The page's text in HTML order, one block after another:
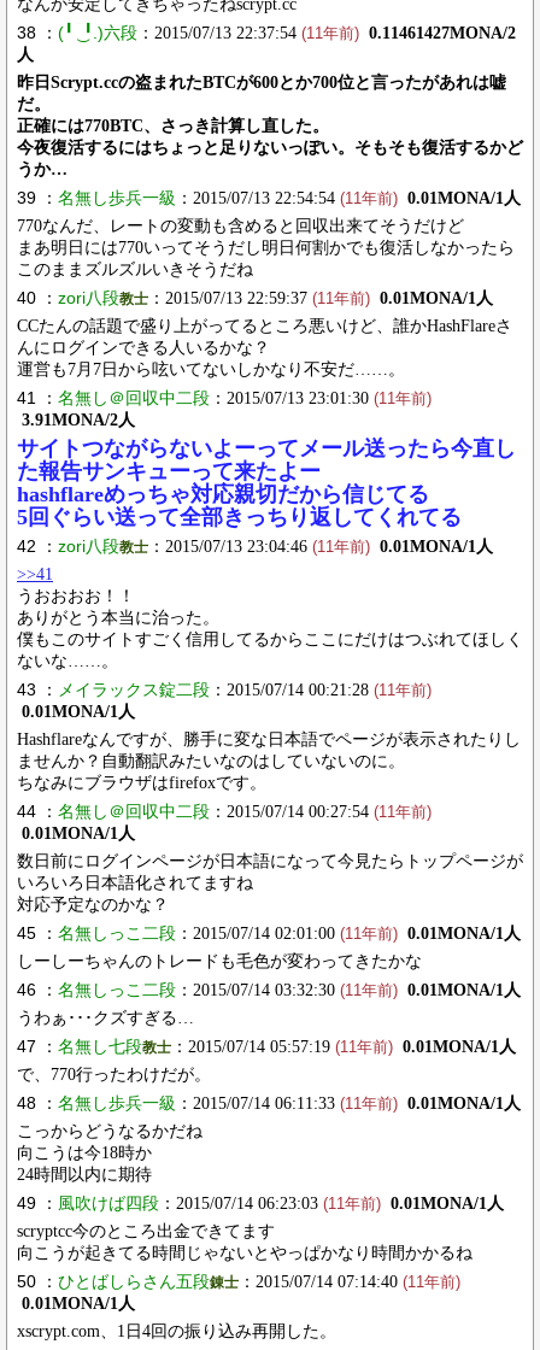
なんか安定してきちゃったねscrypt.cc
38 ： (╹ ͜ ╹.)六段 ：2015/07/13 22:37:54 (11年前) 0.11461427MONA/2
人
昨日Scrypt.ccの盗まれたBTCが600とか700位と言ったがあれは嘘
だ。
正確には770BTC、さっき計算し直した。
今夜復活するにはちょっと足りないっぽい。そもそも復活するかど
うか…
39 ： 名無し歩兵一級 ：2015/07/13 22:54:54 (11年前) 0.01MONA/1人
770なんだ、レートの変動も含めると回収出来てそうだけど
まあ明日には770いってそうだし明日何割かでも復活しなかったら
このままズルズルいきそうだね
40 ： zori八段教士 ：2015/07/13 22:59:37 (11年前) 0.01MONA/1人
CCたんの話題で盛り上がってるところ悪いけど、誰かHashFlareさ
んにログインできる人いるかな？
運営も7月7日から呟いてないしかなり不安だ……。
41 ： 名無し＠回収中二段 ：2015/07/13 23:01:30 (11年前)
3.91MONA/2人
サイトつながらないよーってメール送ったら今直し
た報告サンキューって来たよー
hashflareめっちゃ対応親切だから信じてる
5回ぐらい送って全部きっちり返してくれてる
42 ： zori八段教士 ：2015/07/13 23:04:46 (11年前) 0.01MONA/1人
>>41
うおおおお！！
ありがとう本当に治った。
僕もこのサイトすごく信用してるからここにだけはつぶれてほしく
ないな……。
43 ： メイラックス錠二段 ：2015/07/14 00:21:28 (11年前)
0.01MONA/1人
Hashflareなんですが、勝手に変な日本語でページが表示されたりし
ませんか？自動翻訳みたいなのはしていないのに。
ちなみにブラウザはfirefoxです。
44 ： 名無し＠回収中二段 ：2015/07/14 00:27:54 (11年前)
0.01MONA/1人
数日前にログインページが日本語になって今見たらトップページが
いろいろ日本語化されてますね
対応予定なのかな？
45 ： 名無しっこ二段 ：2015/07/14 02:01:00 (11年前) 0.01MONA/1人
しーしーちゃんのトレードも毛色が変わってきたかな
46 ： 名無しっこ二段 ：2015/07/14 03:32:30 (11年前) 0.01MONA/1人
うわぁ･･･クズすぎる…
47 ： 名無し七段教士 ：2015/07/14 05:57:19 (11年前) 0.01MONA/1人
で、770行ったわけだが。
48 ： 名無し歩兵一級 ：2015/07/14 06:11:33 (11年前) 0.01MONA/1人
こっからどうなるかだね
向こうは今18時か
24時間以内に期待
49 ： 風吹けば四段 ：2015/07/14 06:23:03 (11年前) 0.01MONA/1人
scryptcc今のところ出金できてます
向こうが起きてる時間じゃないとやっぱかなり時間かかるね
50 ： ひとばしらさん五段錬士 ：2015/07/14 07:14:40 (11年前)
0.01MONA/1人
xscrypt.com、1日4回の振り込み再開した。